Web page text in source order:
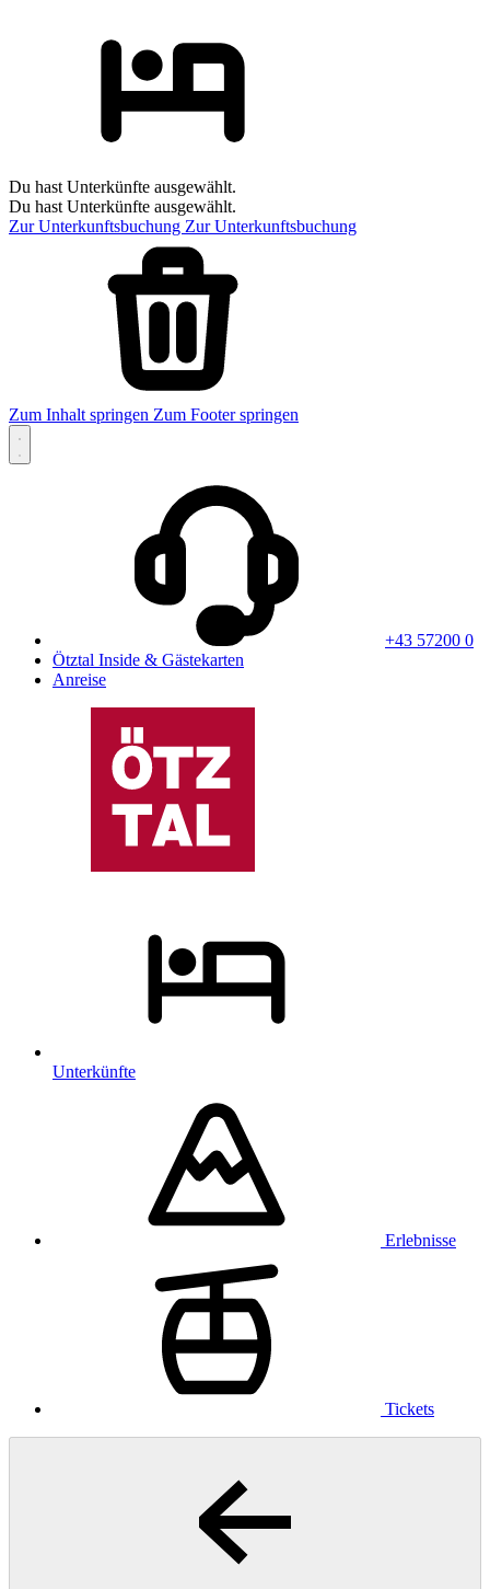
Du hast Unterkünfte ausgewählt.
Du hast Unterkünfte ausgewählt.
Zur Unterkunftsbuchung Zur Unterkunftsbuchung
Zum Inhalt springen Zum Footer springen
+43 57200 0
Ötztal Inside & Gästekarten
Anreise
Unterkünfte
Erlebnisse
Tickets